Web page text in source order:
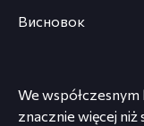
Висновок
We
znacznie więcej niż